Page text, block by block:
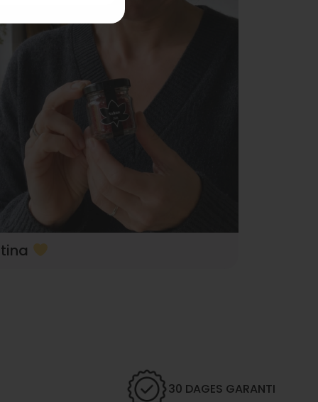
30 DAGES GARANTI